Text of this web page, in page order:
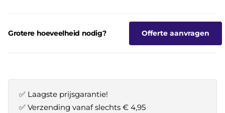
Grotere hoeveelheid nodig? Offerte aanvragen
✅ Laagste prijsgarantie!
✅ Verzending vanaf slechts € 4,95